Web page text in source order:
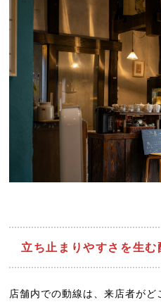
立ち止まりやすさを生む
店舗内での動線は、来店者が